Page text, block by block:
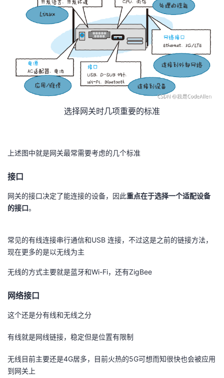
我
课
程
的
认
我
的
我
藏
的
术
支
我
云
声
选择网关时几项重要的标准
上述图中就是网关最常需要考虑的几个标准
接口
网关的接口决定了能连接的设备，因此重点在于选择一个适配设备
的接口。
常见的有线连接串行通信和USB 连接，不过这是之前的链接方法，
现在更多的是以无线为主
无线的方式主要就是蓝牙和Wi-Fi，还有ZigBee
网络接口
这个还是分有线和无线之分
有线就是网线链接，稳定但是位置有限制
无线目前主要还是4G居多，目前火热的5G可想而知很快也会被应用
到网关上